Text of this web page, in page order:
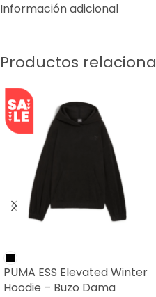
Información adicional
Productos
PUMA ESS Elevated Winter
Hoodie – Buzo Dama